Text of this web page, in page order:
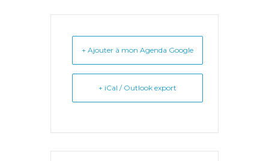
+ Ajouter à mon Agenda Google
+ iCal / Outlook export